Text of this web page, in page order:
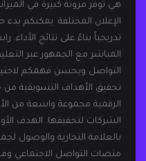
هي توفر مرونة كبيرة في
الإعلان المختلفة. يمكنكم
تدريجياً بناءً على نتائج الأداء.
المباشر مع الجمهور عبر
التواصل ويحسن فهمكم
تحقيق الأهداف التسويقية من
الرقمية مجموعة واسعة من
الشركات لتحقيقها. الهدف
بالعلامة التجارية والوصول
منصات التواصل الاجتماعي